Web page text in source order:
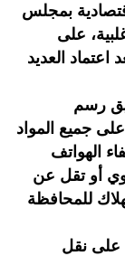
بمجلس
على
المالية برسم سنة 2022 بعد اعتماد العديد
رسم
في 2,5 في المئة على جميع المواد
الهواتف
أو تقل عن
للمحافظة
على نقل